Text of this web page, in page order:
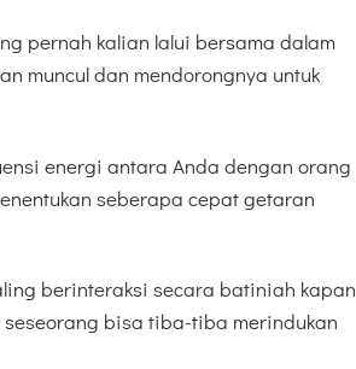
pernah kalian lalui bersama dalam
muncul dan mendorongnya untuk
energi antara Anda dengan orang
seberapa cepat getaran
berinteraksi secara batiniah kapan
bisa tiba-tiba merindukan